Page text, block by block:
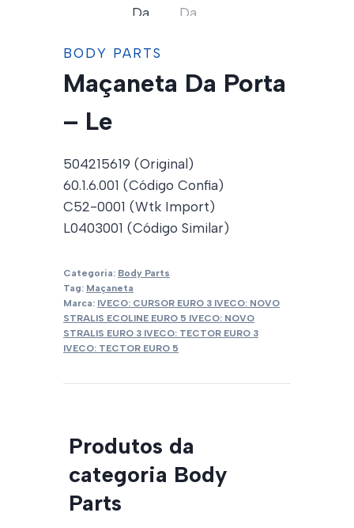
BODY PARTS
Maçaneta Da Porta
– Le
504215619 (Original)
60.1.6.001 (Código Confia)
C52-0001 (Wtk Import)
L0403001 (Código Similar)
Categoria: Body Parts
Tag: Maçaneta
Marca: IVECO: CURSOR EURO 3 IVECO: NOVO
STRALIS ECOLINE EURO 5 IVECO: NOVO
STRALIS EURO 3 IVECO: TECTOR EURO 3
IVECO: TECTOR EURO 5
Produtos da
categoria Body
Parts